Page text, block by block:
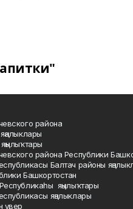
района
района Республики
Балтач районы
Башкортостан
яңылыҡтары
яңалыклары
увер